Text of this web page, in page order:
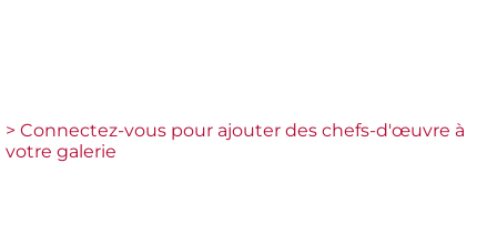
> Connectez-vous pour ajouter des chefs-d'œuvre à
votre galerie